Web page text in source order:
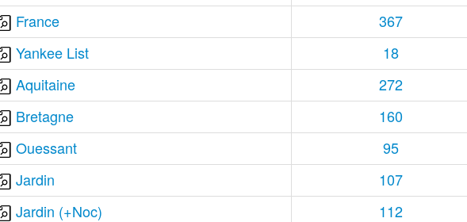
France
367
Yankee List
18
Aquitaine
272
Bretagne
160
Ouessant
95
Jardin
107
Jardin (+Noc)
112